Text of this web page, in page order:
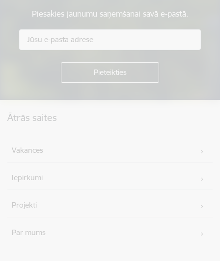
Piesakies jaunumu saņemšanai savā e-pastā.
Ātrās saites
Vakances
Iepirkumi
Projekti
Par mums